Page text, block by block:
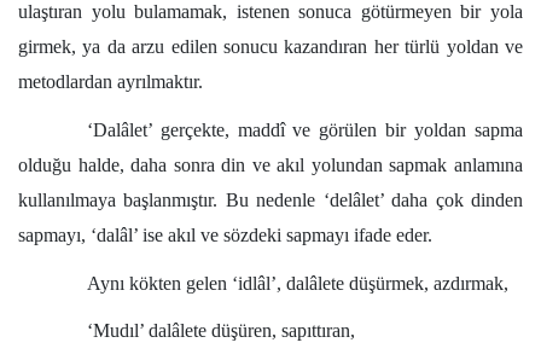
ulaştıran yolu bulamamak, istenen sonuca götürmeyen bir yola
girmek, ya da arzu edilen sonucu kazandıran her türlü yoldan ve
metodlardan ayrılmaktır.
‘Dalâlet’ gerçekte, maddî ve görülen bir yoldan sapma
olduğu halde, daha sonra din ve akıl yolundan sapmak anlamına
kullanılmaya başlanmıştır. Bu nedenle ‘delâlet’ daha çok dinden
sapmayı, ‘dalâl’ ise akıl ve sözdeki sapmayı ifade eder.
Aynı kökten gelen ‘idlâl’, dalâlete düşürmek, azdırmak,
‘Mudıl’ dalâlete düşüren, sapıttıran,